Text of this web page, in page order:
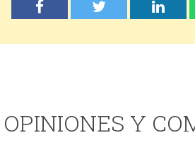
OPINIONES Y